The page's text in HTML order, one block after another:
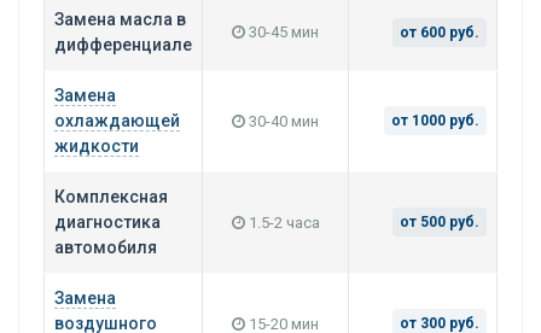
Замена масла в
дифференциале
30-45 мин от 600 руб.
Замена
охлаждающей
жидкости
30-40 мин от 1000 руб.
Комплексная
диагностика
автомобиля
1.5-2 часа от 500 руб.
Замена
воздушного
15-20 мин от 300 руб.